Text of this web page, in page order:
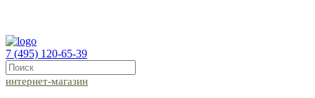
7 (495) 120-65-39
интернет-магазин